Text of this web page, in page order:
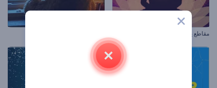
مقاطع يوم البوذية